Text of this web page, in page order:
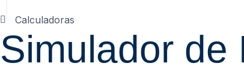
Calculadoras
Simulador de